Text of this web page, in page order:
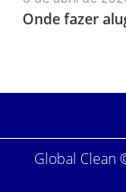
Onde fazer
Global Clean